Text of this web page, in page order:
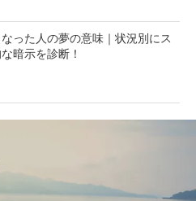
なった人の夢の意味｜状況別にス
暗示を診断！